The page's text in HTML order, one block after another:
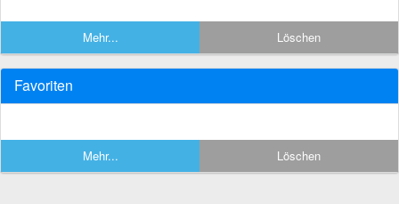
Mehr... Löschen
Favoriten
Mehr... Löschen